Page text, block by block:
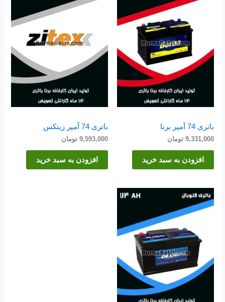
باتری 74 آمپر برنا
9,331,000 تومان
افزودن به سبد خرید
باتری 74 آمپر زیتکس
9,593,000 تومان
افزودن به سبد خرید